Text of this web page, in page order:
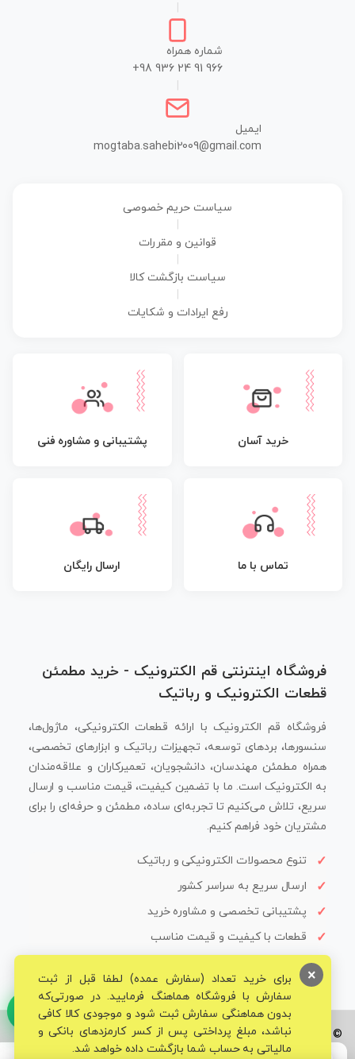
شماره همراه
+98 936 24 91 966
ایمیل
mogtaba.sahebi2009@gmail.com
سیاست حریم خصوصی
قوانین و مقررات
سیاست بازگشت کالا
رفع ایرادات و شکایات
خرید آسان پشتیبانی و مشاوره فنی
تماس با ما ارسال رایگان
فروشگاه اینترنتی قم الکترونیک - خرید مطمئن
قطعات الکترونیک و رباتیک
فروشگاه قم الکترونیک با ارائه قطعات الکترونیکی، ماژول‌ها،
سنسورها، بردهای توسعه، تجهیزات رباتیک و ابزارهای تخصصی،
همراه مطمئن مهندسان، دانشجویان، تعمیرکاران و علاقه‌مندان
به الکترونیک است. ما با تضمین کیفیت، قیمت مناسب و ارسال
سریع، تلاش می‌کنیم تا تجربه‌ای ساده، مطمئن و حرفه‌ای را برای
مشتریان خود فراهم کنیم.
تنوع محصولات الکترونیکی و رباتیک
ارسال سریع به سراسر کشور
پشتیبانی تخصصی و مشاوره خرید
قطعات با کیفیت و قیمت مناسب
© تمامی حقوق برای فروشگاه تخصصی قم الکترونیک محفوظ می‌باشد.
برای خرید تعداد (سفارش عمده) لطفا قبل از ثبت
سفارش با فروشگاه هماهنگ فرمایید. در صورتی‌که
بدون هماهنگی سفارش ثبت شود و موجودی کالا کافی
نباشد، مبلغ پرداختی پس از کسر کارمزدهای بانکی و
مالیاتی به حساب شما بازگشت داده خواهد شد.
×